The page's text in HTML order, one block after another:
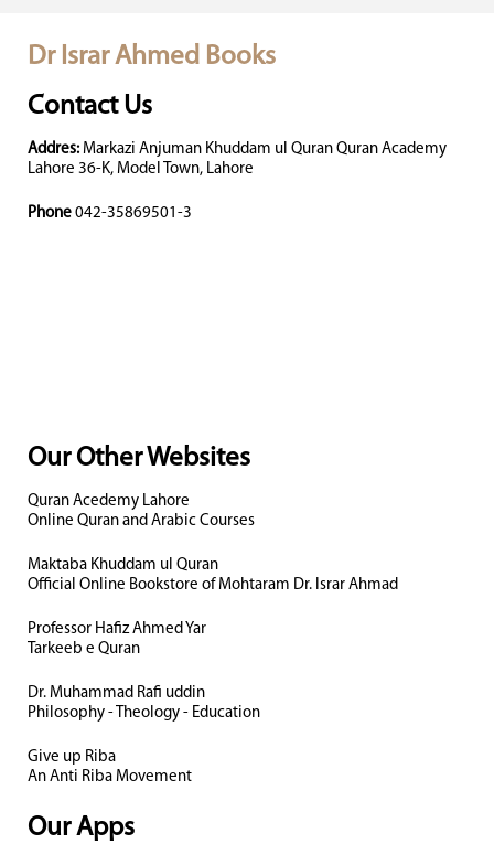
Dr Israr Ahmed Books
Contact Us
Addres: Markazi Anjuman Khuddam ul Quran Quran Academy
Lahore 36-K, Model Town, Lahore
Phone 042-35869501-3
Our Other Websites
Quran Acedemy Lahore
Online Quran and Arabic Courses
Maktaba Khuddam ul Quran
Official Online Bookstore of Mohtaram Dr. Israr Ahmad
Professor Hafiz Ahmed Yar
Tarkeeb e Quran
Dr. Muhammad Rafi uddin
Philosophy - Theology - Education
Give up Riba
An Anti Riba Movement
Our Apps